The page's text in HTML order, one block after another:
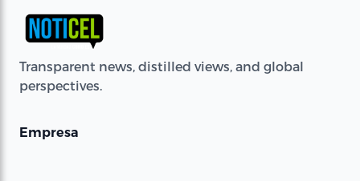
Transparent news, distilled views, and global
perspectives.
Empresa